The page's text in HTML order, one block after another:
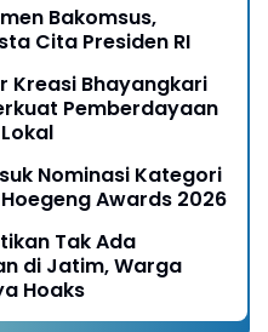
Bakomsus,
Cita Presiden RI
Kreasi Bhayangkari
Pemberdayaan
Nominasi Kategori
Awards 2026
Tak Ada
di Jatim, Warga
Hoaks